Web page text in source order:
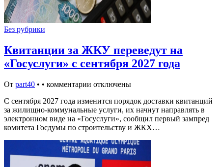
Без рубрики
Квитанции за ЖКУ переведут на
«Госуслуги» с сентября 2027 года
От part40 • • комментарии отключены
С сентября 2027 года изменится порядок доставки квитанций
за жилищно-коммунальные услуги, их начнут направлять в
электронном виде на «Госуслуги», сообщил первый зампред
комитета Госдумы по строительству и ЖКХ…